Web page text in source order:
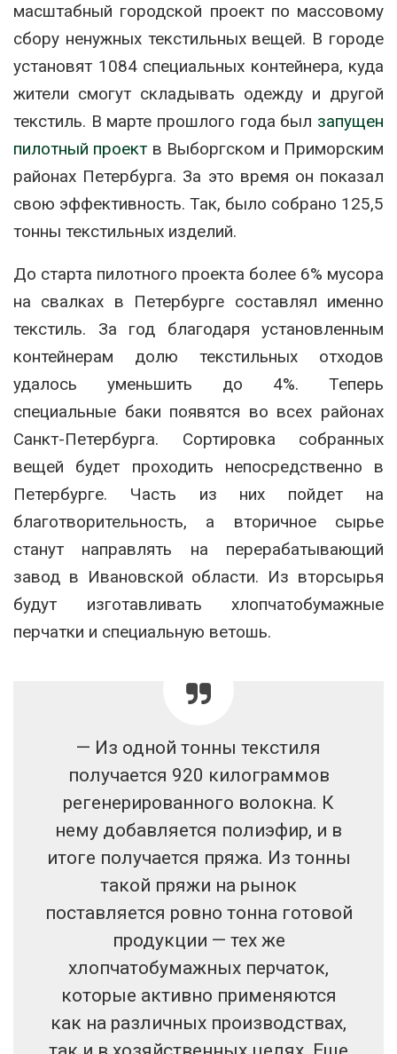
масштабный городской проект по массовому
сбору ненужных текстильных вещей. В городе
установят 1084 специальных контейнера, куда
жители смогут складывать одежду и другой
текстиль. В марте прошлого года был запущен
пилотный проект в Выборгском и Приморским
районах Петербурга. За это время он показал
свою эффективность. Так, было собрано 125,5
тонны текстильных изделий.
До старта пилотного проекта более 6% мусора
на свалках в Петербурге составлял именно
текстиль. За год благодаря установленным
контейнерам долю текстильных отходов
удалось уменьшить до 4%. Теперь
специальные баки появятся во всех районах
Санкт-Петербурга. Сортировка собранных
вещей будет проходить непосредственно в
Петербурге. Часть из них пойдет на
благотворительность, а вторичное сырье
станут направлять на перерабатывающий
завод в Ивановской области. Из вторсырья
будут изготавливать хлопчатобумажные
перчатки и специальную ветошь.
— Из одной тонны текстиля
получается 920 килограммов
регенерированного волокна. К
нему добавляется полиэфир, и в
итоге получается пряжа. Из тонны
такой пряжи на рынок
поставляется ровно тонна готовой
продукции — тех же
хлопчатобумажных перчаток,
которые активно применяются
как на различных производствах,